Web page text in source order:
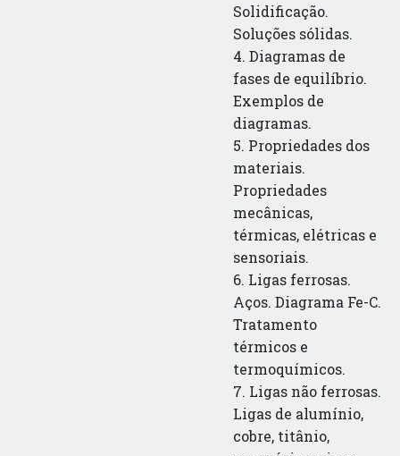
Solidificação.
Soluções sólidas.
4. Diagramas de
fases de equilíbrio.
Exemplos de
diagramas.
5. Propriedades dos
materiais.
Propriedades
mecânicas,
térmicas, elétricas e
sensoriais.
6. Ligas ferrosas.
Aços. Diagrama Fe-C.
Tratamento
térmicos e
termoquímicos.
7. Ligas não ferrosas.
Ligas de alumínio,
cobre, titânio,